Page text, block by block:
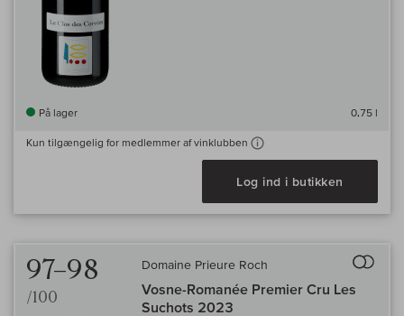
På lager 0,75 l
Kun tilgængelig for medlemmer af vinklubben
Log ind i butikken
97–98
/100
Domaine Prieure Roch
Vosne-Romanée Premier Cru Les
Suchots 2023